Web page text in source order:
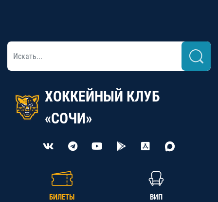
ХОККЕЙНЫЙ КЛУБ
«СОЧИ»
БИЛЕТЫ ВИП